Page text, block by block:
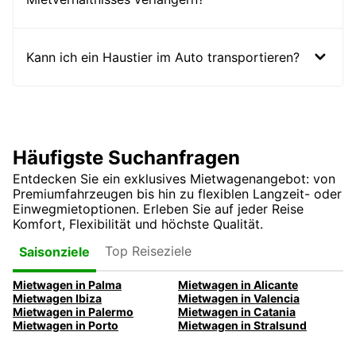
Kann ich ein Haustier im Auto transportieren?
Häufigste Suchanfragen
Entdecken Sie ein exklusives Mietwagenangebot: von
Premiumfahrzeugen bis hin zu flexiblen Langzeit- oder
Einwegmietoptionen. Erleben Sie auf jeder Reise
Komfort, Flexibilität und höchste Qualität.
Saisonziele
Top Reiseziele
Mietwagen in Palma
Mietwagen in Alicante
Mietwagen Ibiza
Mietwagen in Valencia
Mietwagen in Palermo
Mietwagen in Catania
Mietwagen in Porto
Mietwagen in Stralsund